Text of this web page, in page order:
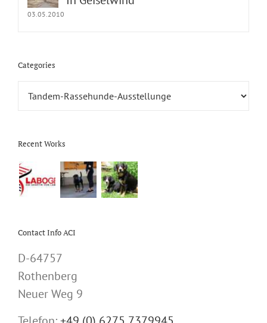
03.05.2010
Categories
Categories
Recent Works
Contact Info ACI
D-64757
Rothenberg
Neuer Weg 9